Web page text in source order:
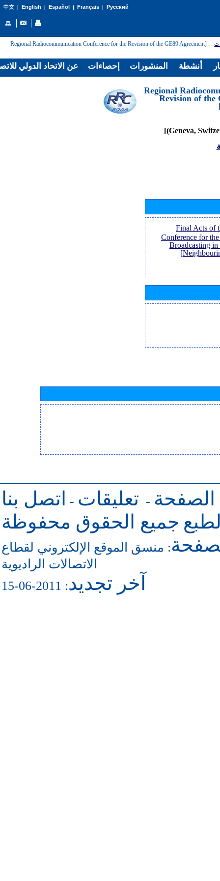
中文| English | Español | Français| Русский
:
: [Regional Radiocommunication Conference for the Revision of the GE89 Agreement
[Regional
Revision of the
[Final Acts of
Conference for
Broadcasting
الصفحة - تعليقات -
اتصل بنا
جميع الحقوق محفوظة
: منسق الموقع الإلكتروني لقطاع
الاتصالات الراديوية
آخر تجديد: 2011-06-15
عن الاتحاد الدولي إحصاءات المنشورات أنشطة